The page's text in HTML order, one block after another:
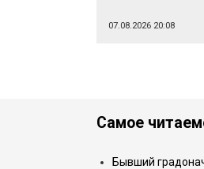
07.08.2026 20:08
Самое
Бывший